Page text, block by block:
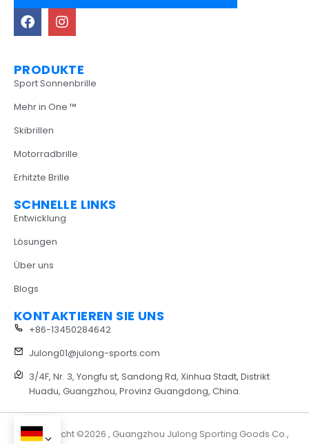
PRODUKTE
Sport Sonnenbrille
Mehr in One ™
Skibrillen
Motorradbrille
Erhitzte Brille
SCHNELLE LINKS
Entwicklung
Lösungen
Über uns
Blogs
KONTAKTIEREN SIE UNS
+86-13450284642
Julong01@julong-sports.com
3/4F, Nr. 3, Yongfu st, Sandong Rd, Xinhua Stadt, Distrikt
Huadu, Guangzhou, Provinz Guangdong, China.
Urheberrecht ©2026 , Guangzhou Julong Sporting Goods Co.,